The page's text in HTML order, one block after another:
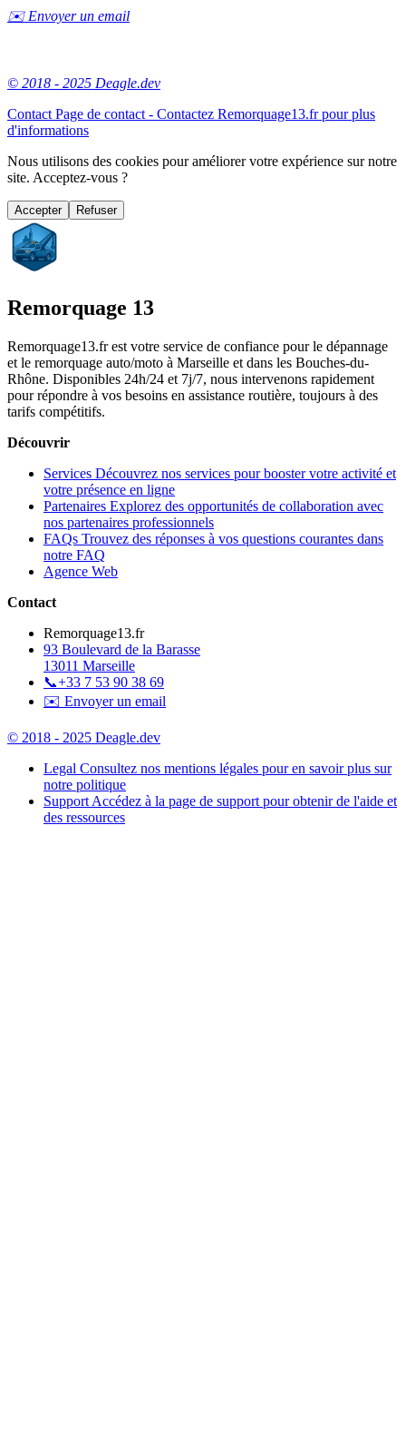
✉️ Envoyer un email
© 2018 - 2025 Deagle.dev
Contact Page de contact - Contactez Remorquage13.fr pour plus
d'informations
Nous utilisons des cookies pour améliorer votre expérience sur notre
site. Acceptez-vous ?
Accepter Refuser
Remorquage 13
Remorquage13.fr est votre service de confiance pour le dépannage
et le remorquage auto/moto à Marseille et dans les Bouches-du-
Rhône. Disponibles 24h/24 et 7j/7, nous intervenons rapidement
pour répondre à vos besoins en assistance routière, toujours à des
tarifs compétitifs.
Découvrir
Services Découvrez nos services pour booster votre activité et
votre présence en ligne
Partenaires Explorez des opportunités de collaboration avec
nos partenaires professionnels
FAQs Trouvez des réponses à vos questions courantes dans
notre FAQ
Agence Web
Contact
Remorquage13.fr
93 Boulevard de la Barasse
13011 Marseille
📞+33 7 53 90 38 69
✉️ Envoyer un email
© 2018 - 2025 Deagle.dev
Legal Consultez nos mentions légales pour en savoir plus sur
notre politique
Support Accédez à la page de support pour obtenir de l'aide et
des ressources